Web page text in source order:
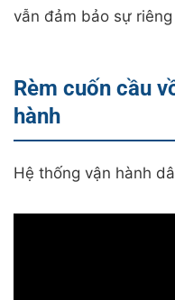
vẫn đảm bảo sự
Rèm cuốn cầu
hành
Hệ thống vận hành